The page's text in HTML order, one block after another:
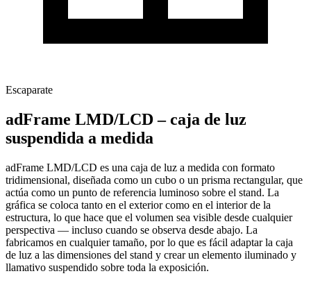
Escaparate
adFrame LMD/LCD – caja de luz
suspendida a medida
adFrame LMD/LCD es una caja de luz a medida con formato
tridimensional, diseñada como un cubo o un prisma rectangular, que
actúa como un punto de referencia luminoso sobre el stand. La
gráfica se coloca tanto en el exterior como en el interior de la
estructura, lo que hace que el volumen sea visible desde cualquier
perspectiva — incluso cuando se observa desde abajo. La
fabricamos en cualquier tamaño, por lo que es fácil adaptar la caja
de luz a las dimensiones del stand y crear un elemento iluminado y
llamativo suspendido sobre toda la exposición.